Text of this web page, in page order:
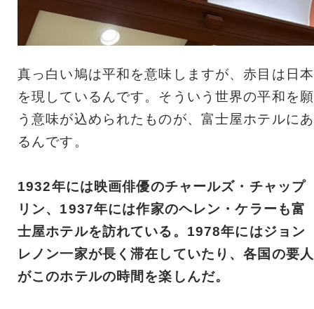
真っ白い鳩は平和を意味しますが、赤目は日本
を現しているんです。そういう世界の平和を願
う意味が込められたものが、富士屋ホテルにあ
るんです。
1932年には映画俳優のチャールズ・チャップ
リン、1937年には作家のヘレン・ケラーも富
士屋ホテルを訪れている。1978年にはジョン
レノン一家が長く滞在していたり、各国の要人
がこのホテルの時間を楽しんだ。